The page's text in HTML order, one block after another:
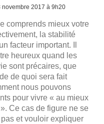
novembre 2017 à 9h20
comprends mieux votre
la stabilité
facteur important. Il
heureux quand les
sont précaires, que
de quoi sera fait
nous pouvons
pour vivre « au mieux
Ce cas de figure ne se
et vouloir expliquer